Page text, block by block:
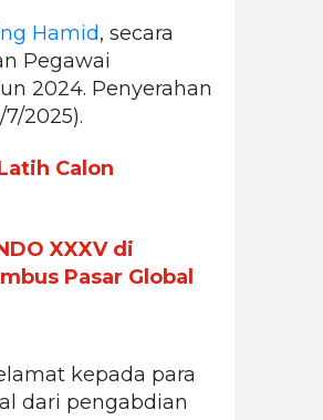
Hamid, secara
Pegawai
2024. Penyerahan
2025).
Calon
XXXV di
Pasar Global
kepada para
dari pengabdian